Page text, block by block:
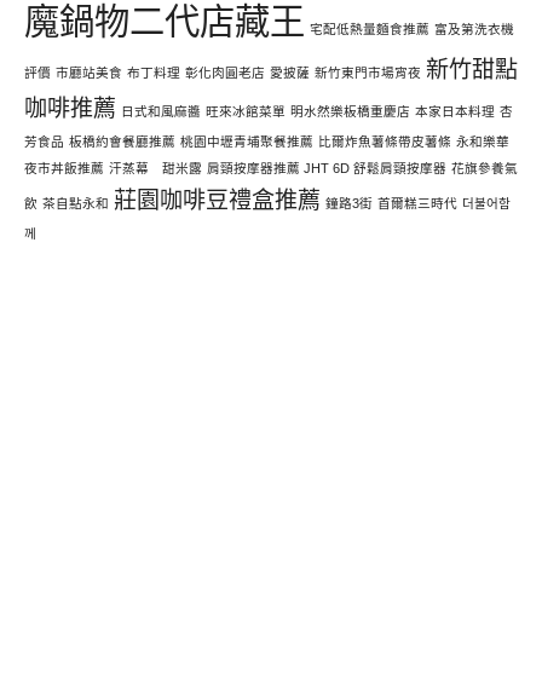
魔鍋物二代店藏王 宅配低熱量麵食推薦 富及第洗衣機
評價 市廳站美食 布丁料理 彰化肉圓老店 愛披薩 新竹東門市場宵夜 新竹甜點
咖啡推薦 日式和風麻醬 旺來冰館菜單 明水然樂板橋重慶店 本家日本料理 杏
芳食品 板橋約會餐廳推薦 桃園中壢青埔聚餐推薦 比爾炸魚薯條帶皮薯條 永和樂華
夜市丼飯推薦 汗蒸幕 甜米露 肩頸按摩器推薦 JHT 6D 舒鬆肩頸按摩器 花旗參養氣
飲 茶自點永和 莊園咖啡豆禮盒推薦 鐘路3街 首爾糕三時代 더불어함
께